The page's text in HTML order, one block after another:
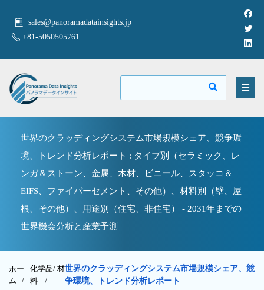
sales@panoramadatainsights.jp
+81-5050505761
世界のクラッディングシステム市場規模シェア、競争環
境、トレンド分析レポート : タイプ別（セラミック、レ
ンガ＆ストーン、金属、木材、ビニール、スタッコ＆
EIFS、ファイバーセメント、その他）、材料別（壁、屋
根、その他）、用途別（住宅、非住宅） - 2031年までの
世界機会分析と産業予測
ホー
ム /
化学品/ 材
料/
世界のクラッディングシステム市場規模シェア、競
争環境、トレンド分析レポート